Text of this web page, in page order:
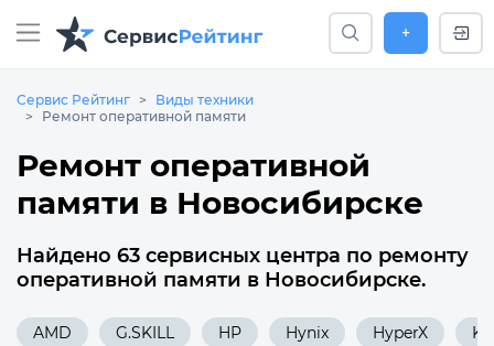
+
Сервис Рейтинг
Виды техники
Ремонт оперативной памяти
Ремонт оперативной
памяти в Новосибирске
Найдено 63 сервисных центра по ремонту
оперативной памяти в Новосибирске.
AMD G.SKILL HP Hynix HyperX